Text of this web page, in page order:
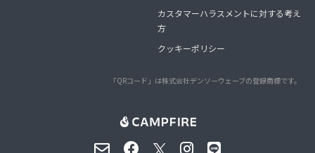
カスタマーハラスメントに対する考え
方
クッキーポリシー
「QRコード」は株式会社デンソーウェーブの登録商標です。